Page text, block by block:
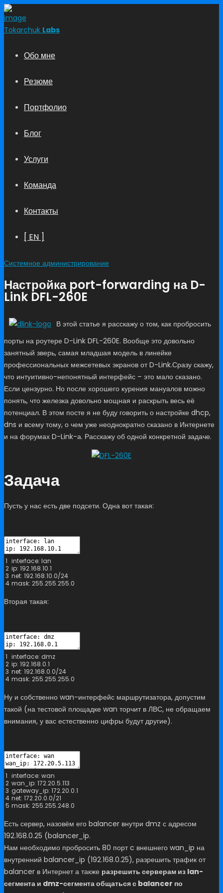
Tokarchuk Labs
Обо мне
Резюме
Портфолио
Блог
Услуги
Команда
Контакты
[ EN ]
Системное администрирование
Настройка port-forwarding на D-
Link DFL-260E
В этой статье я расскажу о том, как пробросить
порты на роутере D-Link DFL-260E. Вообще это довольно
занятный зверь, самая младшая модель в линейке
профессиональных межсетевых экранов от D-Link.Сразу скажу,
что интуитивно-непонятный интерфейс – это мало сказано.
Если цензурно. Но после хорошего курения мануалов можно
понять, что железка довольно мощная и раскрыть весь её
потенциал. В этом посте я не буду говорить о настройке dhcp,
dns и всему тому, о чем уже неоднократно сказано в Интернете
и на форумах D-Link-а. Расскажу об одной конкретной задаче.
Задача
Пусть у нас есть две подсети. Одна вот такая:
1
2
3
4
interface: lan
ip: 192.168.10.1
net: 192.168.10.0/24
mask: 255.255.255.0
Вторая такая:
1
2
3
4
interface: dmz
ip: 192.168.0.1
net: 192.168.0.0/24
mask: 255.255.255.0
Ну и собственно wan-интерфейс маршрутизатора, допустим
такой (на тестовой площадке wan торчит в ЛВС, не обращаем
внимания, у вас естественно цифры будут другие).
1
2
3
4
5
interface: wan
wan_ip: 172.20.5.113
gateway_ip: 172.20.0.1
net: 172.20.0.0/21
mask: 255.255.248.0
Есть сервер, назовём его balancer внутри dmz с адресом
192.168.0.25 (balancer_ip.
Нам необходимо пробросить 80 порт c внешнего wan_ip на
внутренний balancer_ip (192.168.0.25), разрешить трафик от
balancer в Интернет а также разрешить серверам из lan-
сегмента и dmz-сегмента общаться с balancer по